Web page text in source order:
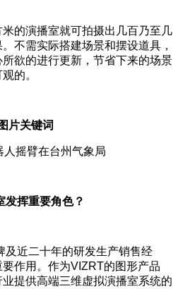
的演播室就可拍摄出几百乃至几
不需实际搭建场景和摆设道具，
欲的进行更新，节省下来的场景
的。
人摇臂在台州气象局
发挥重要角色？
及近二十年的研发生产销售经
作用。作为VIZRT的图形产品
业提供高端三维虚拟演播室系统的